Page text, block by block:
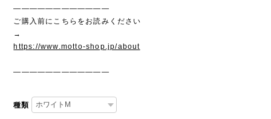
————————————
ご購入前にこちらをお読みください
→
https://www.motto-shop.jp/about
————————————
種類